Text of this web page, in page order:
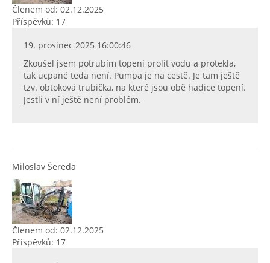
Členem od: 02.12.2025
Příspěvků: 17
19. prosinec 2025 16:00:46
Zkoušel jsem potrubím topení prolít vodu a protekla,
tak ucpané teda není. Pumpa je na cestě. Je tam ještě
tzv. obtoková trubička, na které jsou obě hadice topení.
Jestli v ní ještě není problém.
Miloslav Šereda
Členem od: 02.12.2025
Příspěvků: 17